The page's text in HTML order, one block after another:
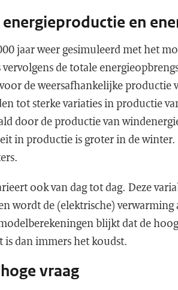
en
jaar weer gesimuleerd met het
vervolgens de totale
de weersafhankelijke productie
tot sterke variaties in productie
door de productie van
in productie is groter in de
ook van dag tot dag. Deze
wordt de (elektrische) verwarming
blijkt dat de
dan immers het koudst.
vraag